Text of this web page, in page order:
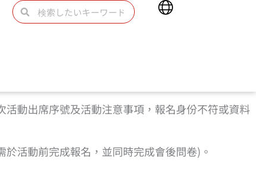
検
Main
動出席序號及活動注意事項，報名身份不符或資料
活動前完成報名，並同時完成會後問卷)。